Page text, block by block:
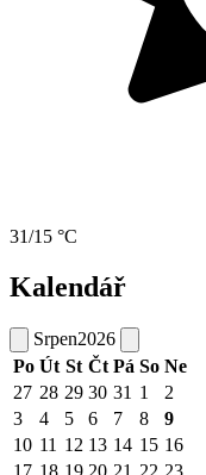
31/15 °C
Kalendář
Srpen2026
Po Út St Čt Pá So Ne
27 28 29 30 31 1
2
3
4 5 6 7 8
9
10 11 12 13 14 15 16
17 18 19 20 21 22 23